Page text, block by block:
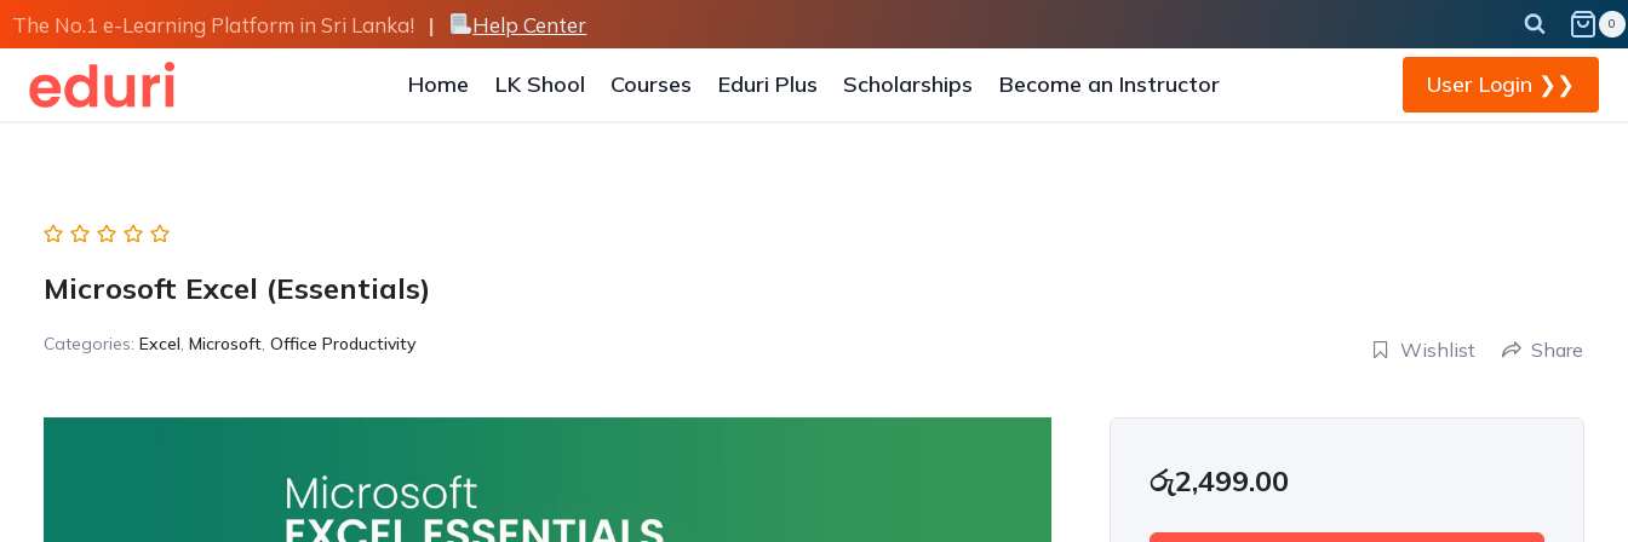
Skip
to
content
The No.1 e-Learning Platform in Sri Lanka! | Help Center 0
Home LK Shool Courses Eduri Plus Scholarships Become an Instructor User Login ❯❯
Microsoft Excel (Essentials)
Categories: Excel, Microsoft, Office Productivity Wishlist Share
රු2,499.00